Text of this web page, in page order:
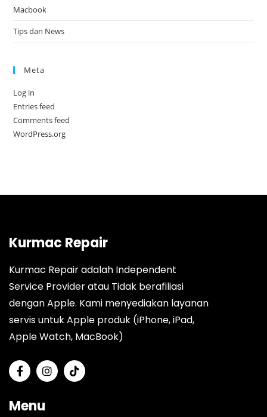
Macbook
Tips dan News
Meta
Log in
Entries feed
Comments feed
WordPress.org
Kurmac Repair
Kurmac Repair adalah Independent
Service Provider atau Tidak berafiliasi
dengan Apple. Kami menyediakan layanan
servis untuk Apple produk (iPhone, iPad,
Apple Watch, MacBook)
Menu